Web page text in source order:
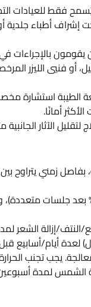
فقط للعيادات
إشراف أطباء
بالإجراءات
أو فنيي الليزر
الطيبة استشارة
أمانًا.
الآثار الجانبية
توفر إزالة الشعر بالليزر تقليلًا طويل
وتجنب الشمع/النتف/
لعدة أيام/أسابيع
يجب تجنب